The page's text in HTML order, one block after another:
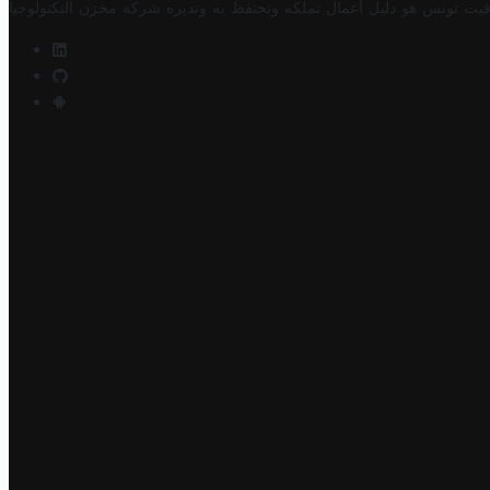
تونس هو دليل أعمال تملكه وتحتفظ به وتديره شركة مخزن التكنولوجيا